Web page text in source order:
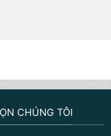
CHÚNG TÔI